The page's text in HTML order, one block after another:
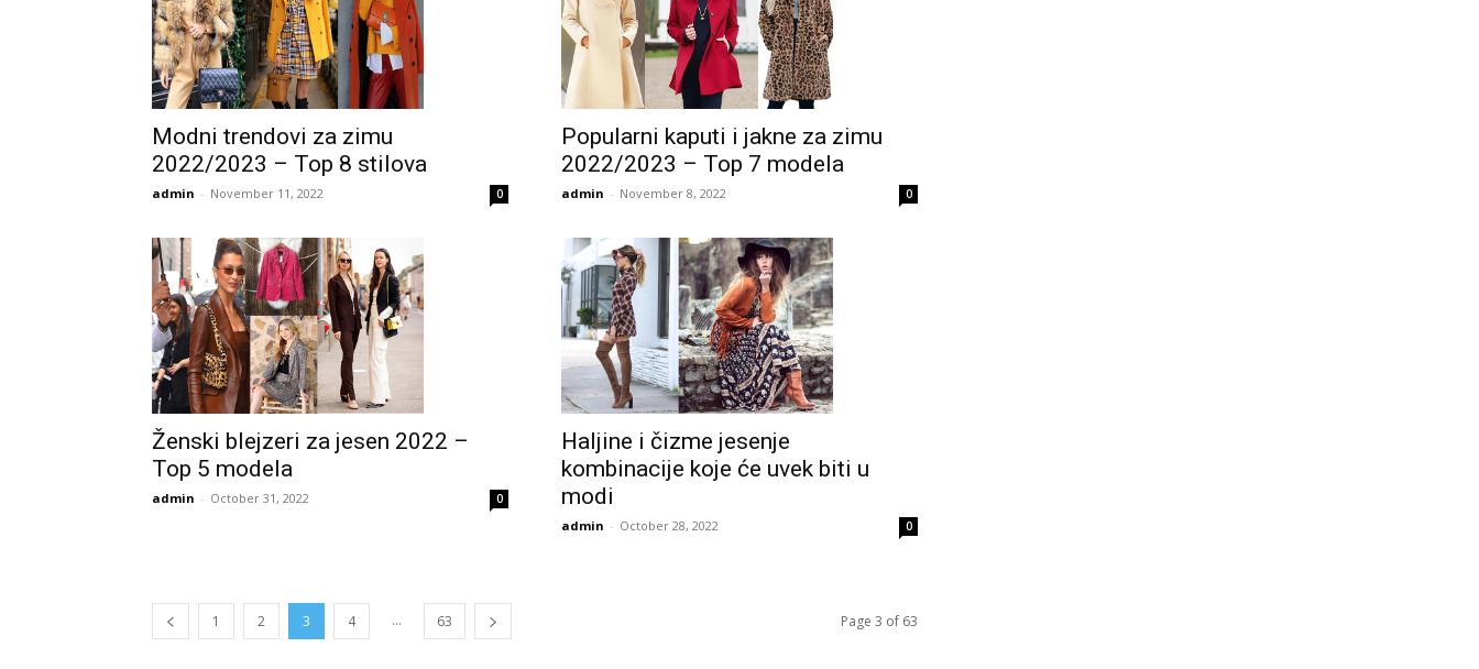
Modni trendovi za zimu
2022/2023 – Top 8 stilova
admin - November 11, 2022 0
Popularni kaputi i jakne za zimu
2022/2023 – Top 7 modela
admin - November 8, 2022 0
Ženski blejzeri za jesen 2022 –
Top 5 modela
admin - October 31, 2022 0
Haljine i čizme jesenje
kombinacije koje će uvek biti u
modi
admin - October 28, 2022 0
1 2 3 4 ... 63 Page 3 of 63